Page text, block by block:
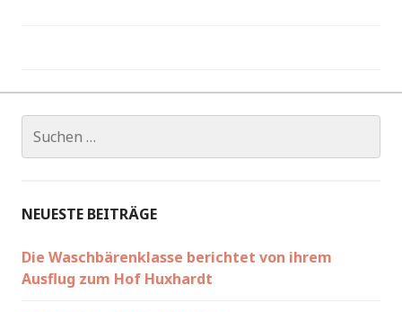
nach:
NEUESTE BEITRÄGE
Die Waschbärenklasse berichtet von ihrem
Ausflug zum Hof Huxhardt